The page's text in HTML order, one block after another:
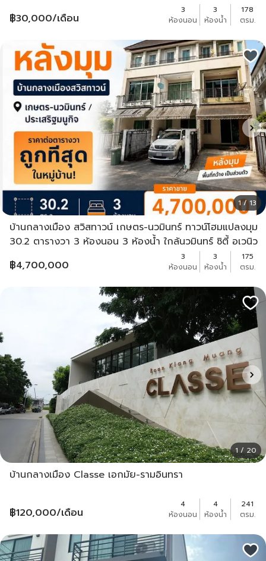
฿30,000/เดือน
3
ห้องนอน
3
ห้องน้ำ
178
ตรม.
1 / 13
บ้านกลางเมือง สวิสทาวน์ เกษตร-นวมินทร์ ทาวน์โฮมแปลงมุม
30.2 ตารางวา 3 ห้องนอน 3 ห้องน้ำ ใกล้นวมินทร์ ซิตี้ อเวนิว
฿4,700,000
3
ห้องนอน
3
ห้องน้ำ
175
ตรม.
1 / 20
บ้านกลางเมือง Classe เอกมัย-รามอินทรา
฿120,000/เดือน
4
ห้องนอน
4
ห้องน้ำ
241
ตรม.